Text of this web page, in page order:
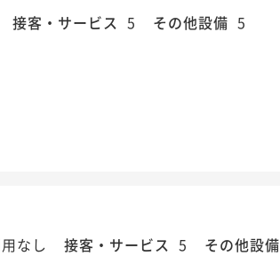
接客・サービス 5 その他設備 5
なし 接客・サービス 5 その他設備